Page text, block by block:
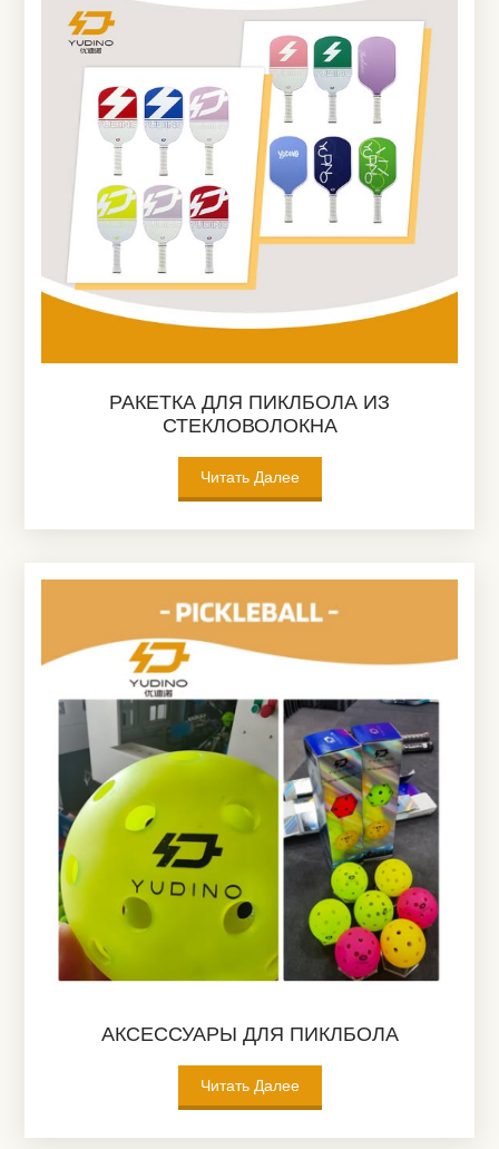
РАКЕТКА ДЛЯ ПИКЛБОЛА ИЗ
СТЕКЛОВОЛОКНА
Читать Далее
АКСЕССУАРЫ ДЛЯ ПИКЛБОЛА
Читать Далее